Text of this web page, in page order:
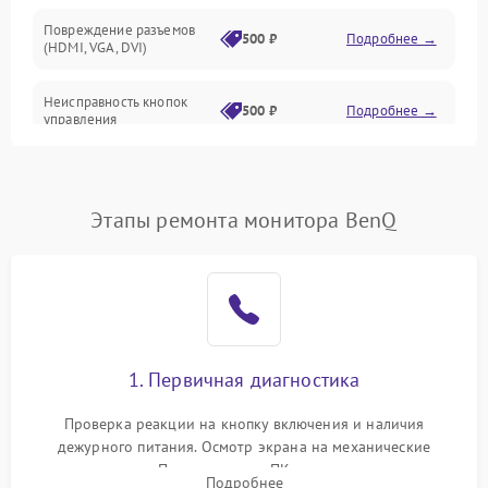
Повреждение разъемов
(HDMI, VGA, DVI)
500 ₽ Подробнее →
Неисправность кнопок
управления
500 ₽ Подробнее →
Повреждение кабеля
Подробнее →
1000 ₽
Поломка системы
автоматического
1000 ₽ Подробнее →
Неисправность системы
1000 ₽
Этапы ремонта монитора BenQ
1. Первичная диагностика
Проверка реакции на кнопку включения и наличия
дежурного питания. Осмотр экрана на механические
повреждения. Подключение к ПК для оценки вывода
Подробнее